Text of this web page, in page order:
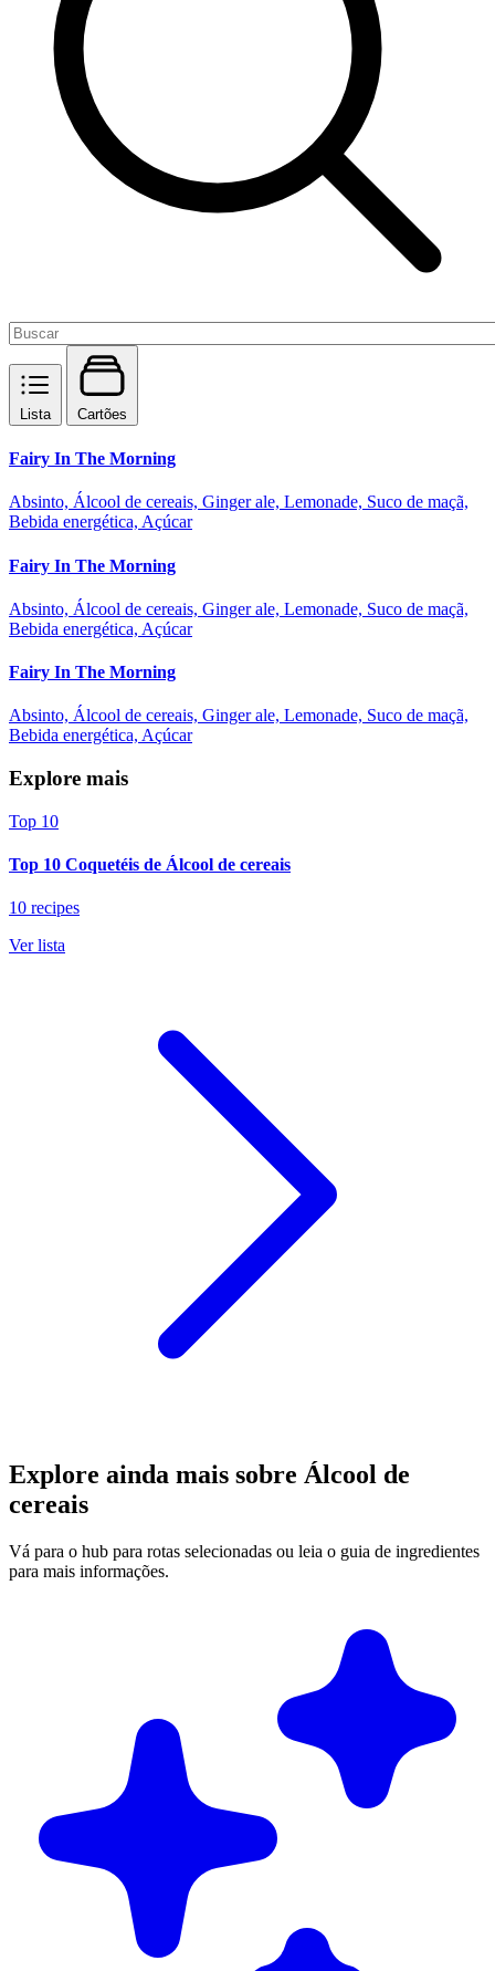
Lista Cartões
Fairy In The Morning
Absinto, Álcool de cereais, Ginger ale, Lemonade, Suco de maçã,
Bebida energética, Açúcar
Fairy In The Morning
Absinto, Álcool de cereais, Ginger ale, Lemonade, Suco de maçã,
Bebida energética, Açúcar
Fairy In The Morning
Absinto, Álcool de cereais, Ginger ale, Lemonade, Suco de maçã,
Bebida energética, Açúcar
Explore mais
Top 10
Top 10 Coquetéis de Álcool de cereais
10 recipes
Ver lista
Explore ainda mais sobre Álcool de
cereais
Vá para o hub para rotas selecionadas ou leia o guia de ingredientes
para mais informações.